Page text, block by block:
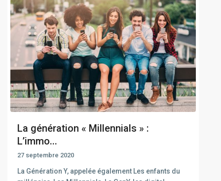
La génération « Millennials » :
L’immo...
27 septembre 2020
La Génération Y, appelée également Les enfants du